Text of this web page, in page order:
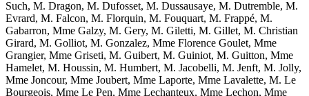
Such, M. Dragon, M. Dufosset, M. Dussausaye, M. Dutremble, M.
Evrard, M. Falcon, M. Florquin, M. Fouquart, M. Frappé, M.
Gabarron, Mme Galzy, M. Gery, M. Giletti, M. Gillet, M. Christian
Girard, M. Golliot, M. Gonzalez, Mme Florence Goulet, Mme
Grangier, Mme Griseti, M. Guibert, M. Guiniot, M. Guitton, Mme
Hamelet, M. Houssin, M. Humbert, M. Jacobelli, M. Jenft, M. Jolly,
Mme Joncour, Mme Joubert, Mme Laporte, Mme Lavalette, M. Le
Bourgeois, Mme Le Pen, Mme Lechanteux, Mme Lechon, Mme